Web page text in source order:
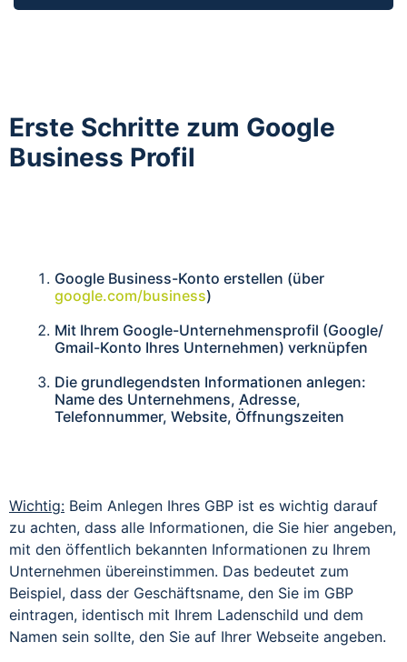
Erste Schritte zum Google
Business Profil
Google Business-Konto erstellen (über
google.com/business)
Mit Ihrem Google-Unternehmensprofil (Google/
Gmail-Konto Ihres Unternehmen) verknüpfen
Die grundlegendsten Informationen anlegen:
Name des Unternehmens, Adresse,
Telefonnummer, Website, Öffnungszeiten
Wichtig: Beim Anlegen Ihres GBP ist es wichtig darauf
zu achten, dass alle Informationen, die Sie hier angeben,
mit den öffentlich bekannten Informationen zu Ihrem
Unternehmen übereinstimmen. Das bedeutet zum
Beispiel, dass der Geschäftsname, den Sie im GBP
eintragen, identisch mit Ihrem Ladenschild und dem
Namen sein sollte, den Sie auf Ihrer Webseite angeben.